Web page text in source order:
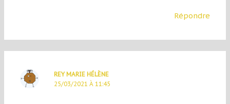
Répondre
REY MARIE HÉLÈNE
25/03/2021 À 11:45